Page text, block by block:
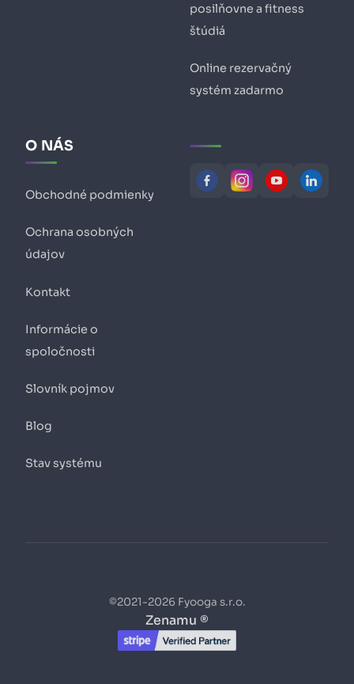
posilňovne a fitness
štúdiá
Online rezervačný
systém zadarmo
O NÁS
Obchodné podmienky
Ochrana osobných
údajov
Kontakt
Informácie o
spoločnosti
Slovník pojmov
Blog
Stav systému
©2021-2026 Fyooga s.r.o.
Zenamu ®